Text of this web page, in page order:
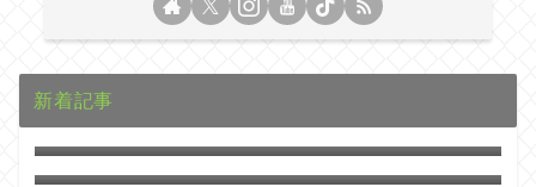
新着記事
クサガメとハナガメの違いとは？
亀の陸地の作り方
カメさんに記憶力はあるのか！？意外とすご